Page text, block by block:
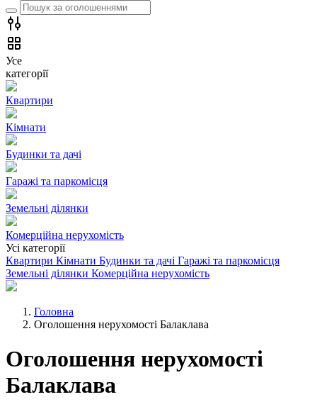
Усе
категорії
Квартири
Кімнати
Будинки та дачі
Гаражі та паркомісця
Земельні ділянки
Комерційна нерухомість
Усі категорії
Квартири Кімнати Будинки та дачі Гаражі та паркомісця
Земельні ділянки Комерційна нерухомість
Головна
Оголошення нерухомості Балаклава
Оголошення нерухомості
Балаклава